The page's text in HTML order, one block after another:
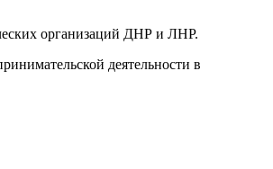
организаций ДНР и ЛНР.
деятельности в